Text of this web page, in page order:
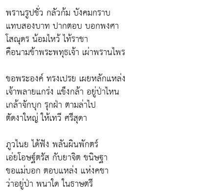
พรานรูปชั่ว กลัวก้ม บังคมกราบ
แทบสองบาท ปากตอบ บอกพงศา
โสณุดร น้อมไหว้ ไท้ราชา
คือนามข้าพระพทุธเจ้า เผ่าพรานไพร
ขอพระองค์ ทรงเปรย เผยหลักแหล่ง
เจ้าพลายแกร่ง แข็งกล้า อยู่ป่าไหน
เกล้าจักบุก รุกฝ่า ตามล่าไป
ตัดงาใหญ่ ให้เทวี ศรีสุดา
ภูวไนย ได้ฟัง พลันผินพักตร์
เอ่ยโอษฐ์ตรัส กับยาจิต ขนิษฐา
ขอแม่บอก ตอบแหล่ง แห่งคชา
ว่าอยู่ป่า พนาใด ในธาษตรี